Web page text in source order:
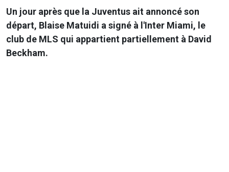
Un jour après que la Juventus ait annoncé son
départ, Blaise Matuidi a signé à l'Inter Miami, le
club de MLS qui appartient partiellement à David
Beckham.